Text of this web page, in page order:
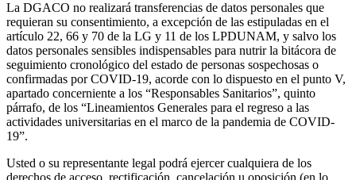
La DGACO no realizará transferencias de datos personales que
requieran su consentimiento, a excepción de las estipuladas en el
artículo 22, 66 y 70 de la LG y 11 de los LPDUNAM, y salvo los
datos personales sensibles indispensables para nutrir la bitácora de
seguimiento cronológico del estado de personas sospechosas o
confirmadas por COVID-19, acorde con lo dispuesto en el punto V,
apartado concerniente a los “Responsables Sanitarios”, quinto
párrafo, de los “Lineamientos Generales para el regreso a las
actividades universitarias en el marco de la pandemia de COVID-
19”.
Usted o su representante legal podrá ejercer cualquiera de los